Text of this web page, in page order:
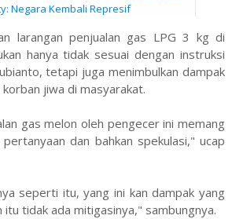
Negara Kembali Represif
larangan penjualan gas LPG 3 kg di
hanya tidak sesuai dengan instruksi
tetapi juga menimbulkan dampak
jiwa di masyarakat.
gas melon oleh pengecer ini memang
dan bahkan spekulasi," ucap
seperti itu, yang ini kan dampak yang
tidak ada mitigasinya," sambungnya.